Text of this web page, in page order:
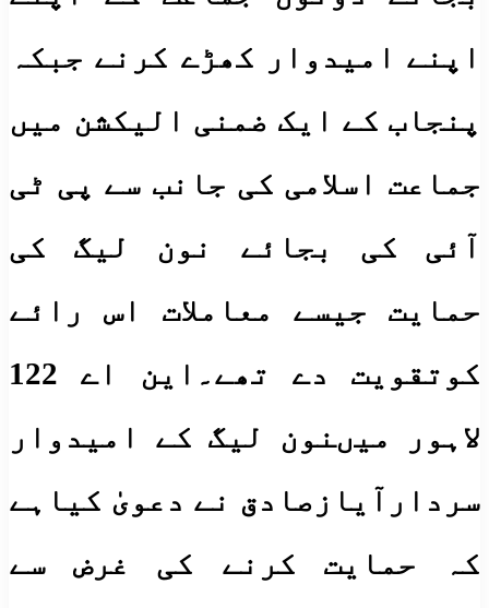
اپنے امیدوار کھڑے کرنے جبکہ
پنجاب کے ایک ضمنی الیکشن میں
جماعت اسلامی کی جانب سے پی ٹی
آئی کی بجائے نون لیگ کی
حمایت جیسے معاملات اس رائے
کوتقویت دے تھے۔این اے 122
لاہور میںنون لیگ کے امیدوار
سردارآیازصادق نے دعویٰ کیاہے
کہ حمایت کرنے کی غرض سے